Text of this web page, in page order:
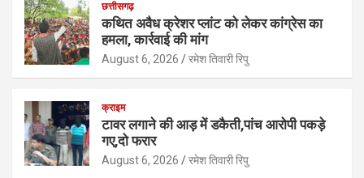
छत्तीसगढ़
कथित अवैध क्रेशर प्लांट को लेकर कांग्रेस का
हमला, कार्रवाई की मांग
August 6, 2026 रमेश तिवारी रिपु
क्राइम
टावर लगाने की आड़ में डकैती,पांच आरोपी पकड़े
गए,दो फरार
August 6, 2026 रमेश तिवारी रिपु